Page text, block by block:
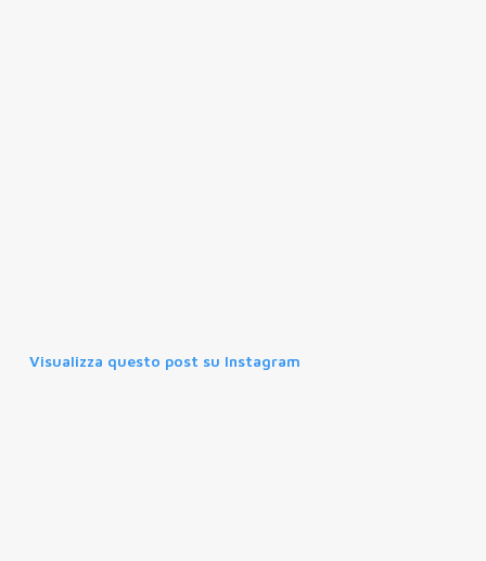
Visualizza questo post su Instagram